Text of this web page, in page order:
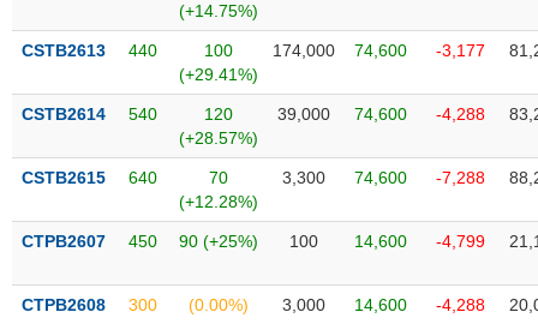
(+14.75%)
CSTB2613 440
100
(+29.41%)
174,000 74,600 -3,177
CSTB2614 540
120
(+28.57%)
39,000 74,600 -4,288
CSTB2615 640
70
(+12.28%)
3,300 74,600 -7,288
CTPB2607 450 90 (+25%) 100 14,600 -4,799
CTPB2608 300 (0.00%) 3,000 14,600 -4,288
Tất cả Người nội bộ Người liên quan Cổ đông lớn
Tin
tức
của
giả
(-)